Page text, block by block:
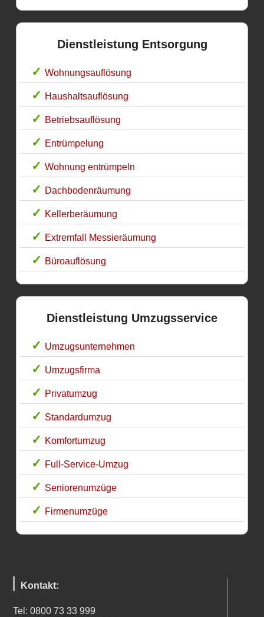
Dienstleistung Entsorgung
Wohnungsauflösung
Haushaltsauflösung
Betriebsauflösung
Entrümpelung
Wohnung entrümpeln
Dachbodenräumung
Kellerberäumung
Extremfall Messieräumung
Büroauflösung
Dienstleistung Umzugsservice
Umzugsunternehmen
Umzugsfirma
Privatumzug
Standardumzug
Komfortumzug
Full-Service-Umzug
Seniorenumzüge
Firmenumzüge
Kontakt:
Tel: 0800 73 33 999